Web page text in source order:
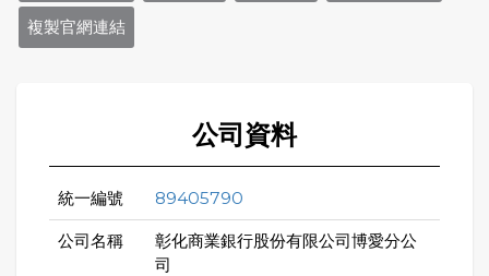
複製官網連結
公司資料
統一編號 89405790
公司名稱
彰化商業銀行股份有限公司博愛分公
司